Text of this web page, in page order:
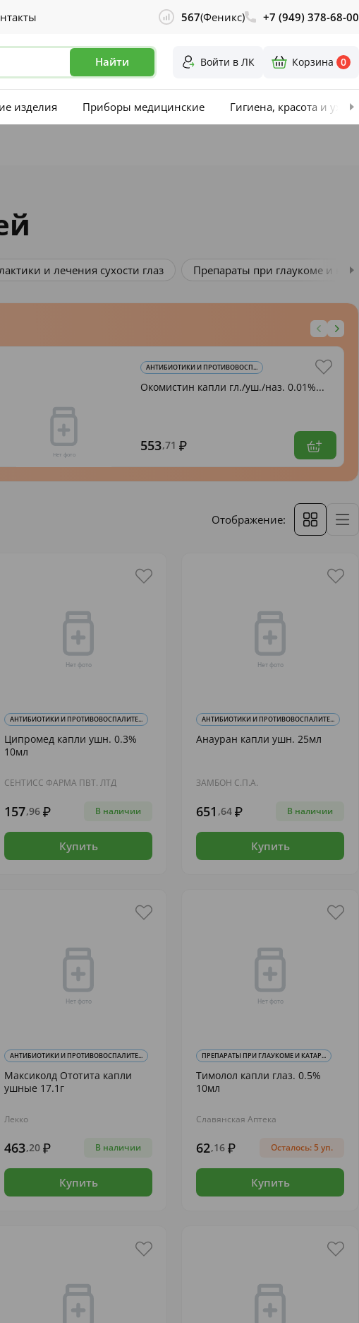
567(Феникс) +7 (949) 378-68-00
Найти Войти в ЛК Корзина 0
изделия Приборы медицинские Гигиена, красота и уход
и лечения сухости глаз Препараты при глаукоме и
АНТИБИОТИКИ И ПРОТИВОВОСП...
Окомистин капли гл./уш./наз. 0.01%...
553,71
Отображение:
АНТИБИОТИКИ И ПРОТИВОВОСПАЛИТЕ...
Ципромед капли ушн. 0.3%
10мл
СЕНТИСС ФАРМА ПВТ. ЛТД
157,96 В наличии
Купить
АНТИБИОТИКИ И ПРОТИВОВОСПАЛИТЕ...
Анауран капли ушн. 25мл
ЗАМБОН С.П.А.
651 ,64 В наличии
Купить
АНТИБИОТИКИ И ПРОТИВОВОСПАЛИТЕ...
Максиколд Ототита капли
ушные 17.1г
Лекко
463,20 В наличии
Купить
ПРЕПАРАТЫ ПРИ ГЛАУКОМЕ И КАТАР...
Тимолол капли глаз. 0.5%
10мл
Славянская Аптека
62,16 Осталось: 5 уп.
Купить